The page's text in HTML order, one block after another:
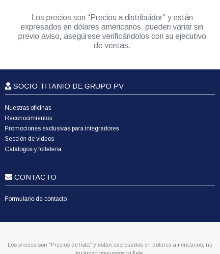
Los precios son “Precios a distribuidor” y están
expresados en dólares americanos, pueden variar sin
previo aviso, asegúrese verificándolos con su ejecutivo
de ventas.
SOCIO TITANIO DE GRUPO PV
Nuestras oficinas
Reconocimientos
Promociones exclusivas para integradores
Sección de videos
Catálogos y folletería
CONTACTO
Formulario de contacto
Los precios son “Precios de lista” y están expresados en dólares americanos, no